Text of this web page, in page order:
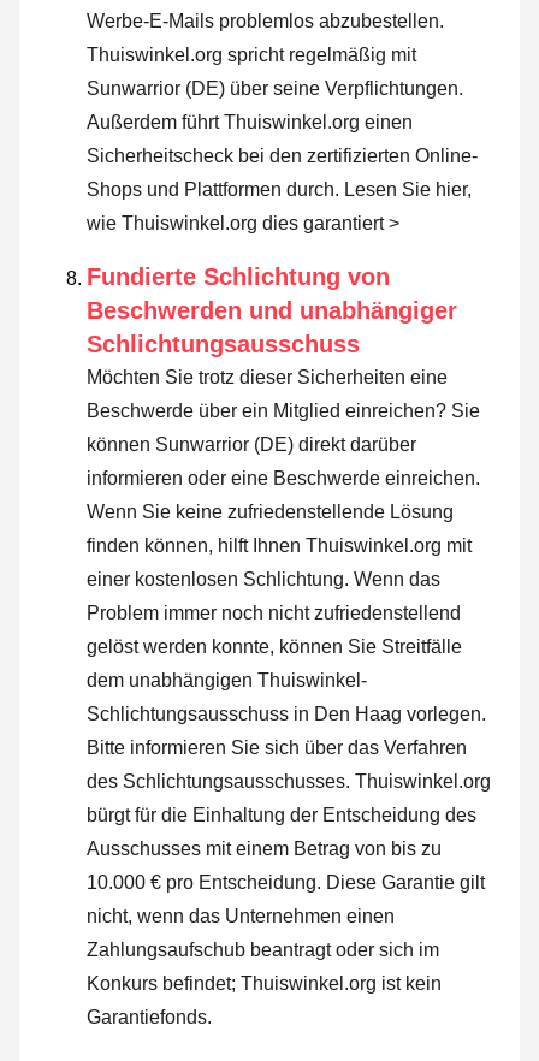
Werbe-E-Mails problemlos abzubestellen.
Thuiswinkel.org spricht regelmäßig mit
Sunwarrior (DE) über seine Verpflichtungen.
Außerdem führt Thuiswinkel.org einen
Sicherheitscheck bei den zertifizierten Online-
Shops und Plattformen durch. Lesen Sie hier,
wie Thuiswinkel.org dies garantiert >
Fundierte Schlichtung von
Beschwerden und unabhängiger
Schlichtungsausschuss
Möchten Sie trotz dieser Sicherheiten eine
Beschwerde über ein Mitglied einreichen? Sie
können Sunwarrior (DE) direkt darüber
informieren oder eine Beschwerde einreichen.
Wenn Sie keine zufriedenstellende Lösung
finden können, hilft Ihnen Thuiswinkel.org mit
einer kostenlosen Schlichtung. Wenn das
Problem immer noch nicht zufriedenstellend
gelöst werden konnte, können Sie Streitfälle
dem unabhängigen Thuiswinkel-
Schlichtungsausschuss in Den Haag vorlegen.
Bitte informieren Sie sich über das Verfahren
des Schlichtungsausschusses. Thuiswinkel.org
bürgt für die Einhaltung der Entscheidung des
Ausschusses mit einem Betrag von bis zu
10.000 € pro Entscheidung. Diese Garantie gilt
nicht, wenn das Unternehmen einen
Zahlungsaufschub beantragt oder sich im
Konkurs befindet; Thuiswinkel.org ist kein
Garantiefonds.